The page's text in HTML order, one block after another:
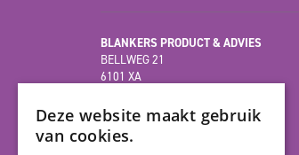
BLANKERS PRODUCT & ADVIES
BELLWEG 21
6101 XA
(HOOFDVESTIGING)
Deze website maakt gebruik
van cookies.